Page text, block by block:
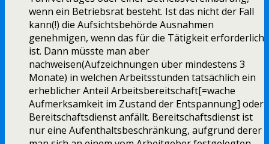
wenn ein Betriebsrat besteht. Ist das nicht der Fall
kann(!) die Aufsichtsbehörde Ausnahmen
genehmigen, wenn das für die Tätigkeit erforderlich
ist. Dann müsste man aber
nachweisen(Aufzeichnungen über mindestens 3
Monate) in welchen Arbeitsstunden tatsächlich ein
erheblicher Anteil Arbeitsbereitschaft[=wache
Aufmerksamkeit im Zustand der Entspannung] oder
Bereitschaftsdienst anfällt. Bereitschaftsdienst ist
nur eine Aufenthaltsbeschränkung, aufgrund derer